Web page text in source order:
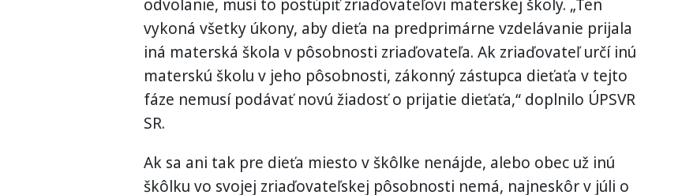
odvolanie, musí to postúpiť zriaďovateľovi materskej školy. „Ten
vykoná všetky úkony, aby dieťa na predprimárne vzdelávanie prijala
iná materská škola v pôsobnosti zriaďovateľa. Ak zriaďovateľ určí inú
materskú školu v jeho pôsobnosti, zákonný zástupca dieťaťa v tejto
fáze nemusí podávať novú žiadosť o prijatie dieťaťa,“ doplnilo ÚPSVR
SR.
Ak sa ani tak pre dieťa miesto v škôlke nenájde, alebo obec už inú
škôlku vo svojej zriaďovateľskej pôsobnosti nemá, najneskôr v júli o